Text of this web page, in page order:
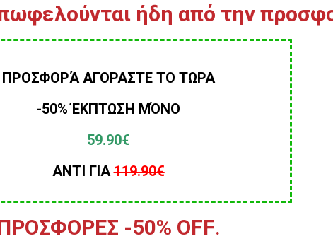
ήδη από την
ΠΡΟΣΦΟΡΆ ΑΓΟΡΑΣΤΕ ΤΟ ΤΩΡΑ
-50% ΈΚΠΤΩΣΗ ΜΌΝΟ
59.90€
ΑΝΤΊ ΓΙΑ119.90€
-50% OFF.